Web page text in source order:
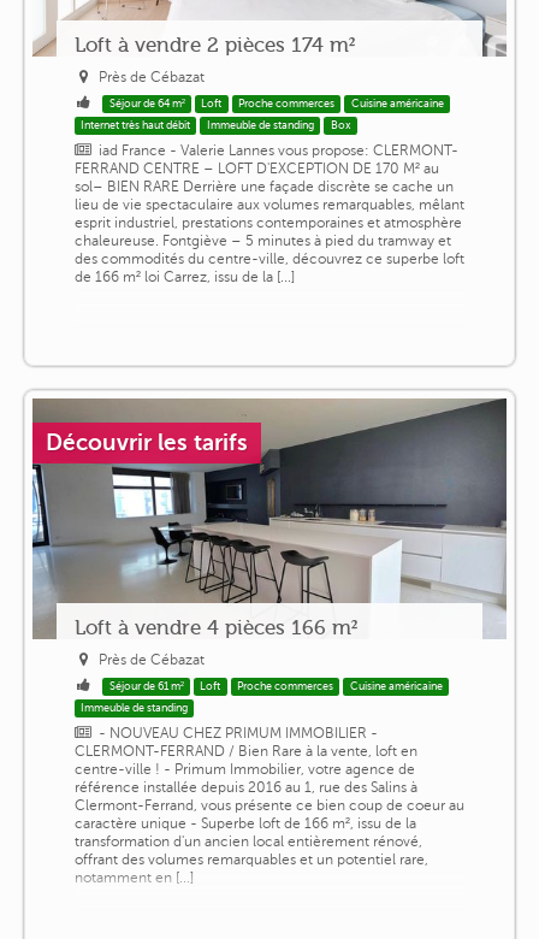
Loft à vendre 2 pièces 174 m²
Près de Cébazat
Séjour de 64 m² Loft Proche commerces
Cuisine américaine
Internet très haut débit
Immeuble de standing Box
iad France - Valerie Lannes vous propose: CLERMONT-
FERRAND CENTRE – LOFT D'EXCEPTION DE 170 M² au
sol– BIEN RARE Derrière une façade discrète se cache un
lieu de vie spectaculaire aux volumes remarquables, mêlant
esprit industriel, prestations contemporaines et atmosphère
chaleureuse. Fontgiève – 5 minutes à pied du tramway et
des commodités du centre-ville, découvrez ce superbe loft
de 166 m² loi Carrez, issu de la [...]
Découvrir les tarifs
Loft à vendre 4 pièces 166 m²
Près de Cébazat
Séjour de 61 m² Loft Proche commerces
Cuisine américaine
Immeuble de standing
- NOUVEAU CHEZ PRIMUM IMMOBILIER -
CLERMONT-FERRAND / Bien Rare à la vente, loft en
centre-ville ! - Primum Immobilier, votre agence de
référence installée depuis 2016 au 1, rue des Salins à
Clermont-Ferrand, vous présente ce bien coup de coeur au
caractère unique - Superbe loft de 166 m², issu de la
transformation d'un ancien local entièrement rénové,
offrant des volumes remarquables et un potentiel rare,
notamment en [...]